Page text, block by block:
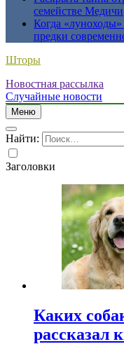
семействе Медичи
Когда
предки
Шторы
Новостная рассылка
Случайные новости
Меню
Найти:
Заголовки
Каких
рассказал